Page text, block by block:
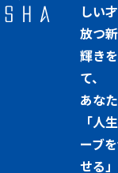
しい
放つ
輝き
て、
あな
「人
ーブ
せる